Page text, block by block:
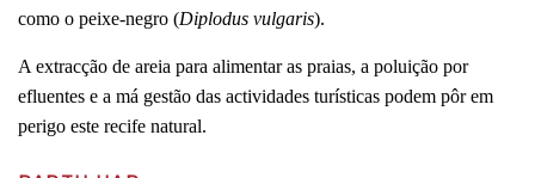
como o peixe-negro (Diplodus vulgaris).
A extracção de areia para alimentar as praias, a poluição por
efluentes e a má gestão das actividades turísticas podem pôr em
perigo este recife natural.